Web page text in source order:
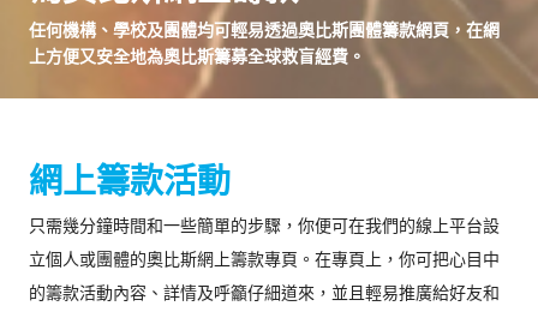
任何機構、學校及團體均可輕易透過奧比斯團體籌款網頁，在網
上方便又安全地為奧比斯籌募全球救盲經費。
網上籌款活動
只需幾分鐘時間和一些簡單的步驟，你便可在我們的線上平台設
立個人或團體的奧比斯網上籌款專頁。在專頁上，你可把心目中
的籌款活動內容、詳情及呼籲仔細道來，並且輕易推廣給好友和